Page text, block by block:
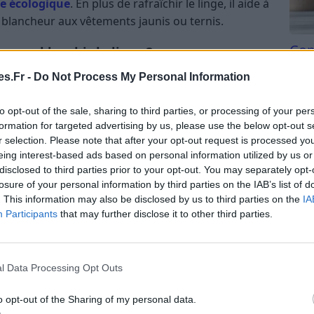
- Do Not Process My Personal Information
opt-out of the sale, sharing to third parties, or processing of your
for targeted advertising by us, please use the below opt-out
selection. Please note that after your opt-out request is processed
interest-based ads based on personal information utilized by us
to third parties prior to your opt-out. You may separately
of your personal information by third parties on the IAB’s list of
This information may also be disclosed by us to third parties on the
Participants that may further disclose it to other third parties.
Data Processing Opt Outs
opt-out of the Sharing of my personal data.
écologique. En plus de rafraîchir le linge, il aide à
aux vêtements jaunis ou ternis.
blanchir le linge ?
laver :Verser une demi-tasse (environ 50 g) de
le compartiment à lessive en poudre. Cela
de votre lessive habituelle.
une pâte avec du bicarbonate et un peu d’eau,
taches avant le lavage. Laisser agir quelques
un linge très jauni ou terni, faire tremper le linge
de bicarbonate pendant une heure, puis laver
Tri
du